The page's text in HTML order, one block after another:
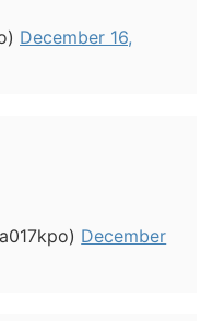
December 16,
December